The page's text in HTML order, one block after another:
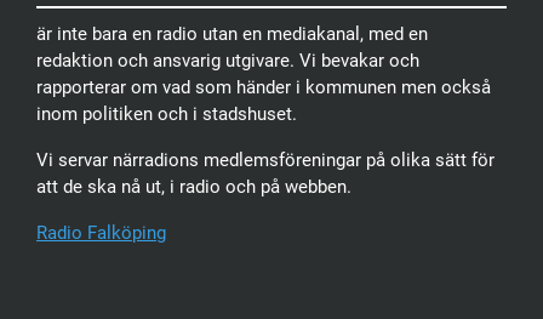
är inte bara en radio utan en mediakanal, med en
redaktion och ansvarig utgivare. Vi bevakar och
rapporterar om vad som händer i kommunen men också
inom politiken och i stadshuset.
Vi servar närradions medlemsföreningar på olika sätt för
att de ska nå ut, i radio och på webben.
Radio Falköping